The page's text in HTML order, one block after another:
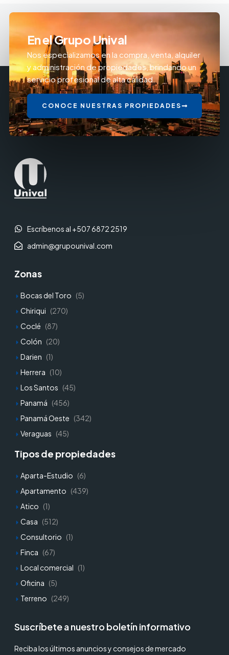
En el Grupo Unival
Nos especializamos en la compra, venta, alquiler
y administración de propiedades, brindando un
servicio profesional de alta calidad.
CONOCE NUESTRAS PROPIEDADES
Escríbenos al +507 6872 2519
admin@grupounival.com
Zonas
Bocas del Toro (5)
Chiriqui (270)
Coclé (87)
Colón (20)
Darien (1)
Herrera (10)
Los Santos (45)
Panamá (456)
Panamá Oeste (342)
Veraguas (45)
Tipos de propiedades
Aparta-Estudio (6)
Apartamento (439)
Atico (1)
Casa (512)
Consultorio (1)
Finca (67)
Local comercial (1)
Oficina (5)
Terreno (249)
Suscríbete a nuestro boletín informativo
Reciba los últimos anuncios y consejos de mercado